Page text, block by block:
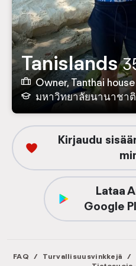
Tanislands
Owner, Tanthai house
มหาวิทยาลัยนานาชา
Kirjaudu
Lataa
Google
FAQ / Turvallisuusvinkkejä /